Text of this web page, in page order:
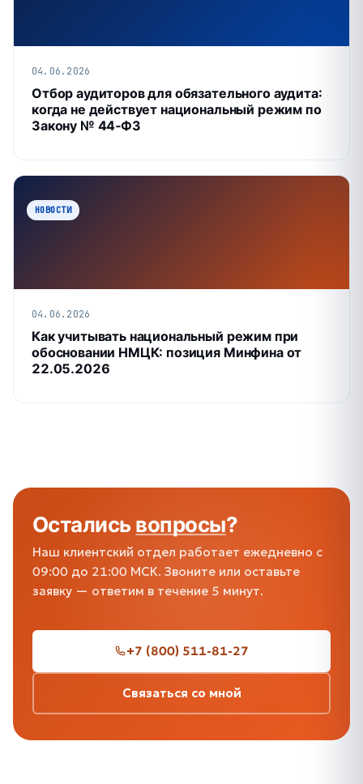
04.06.2026
Отбор аудиторов для обязательного аудита:
когда не действует национальный режим по
Закону № 44‑ФЗ
НОВОСТИ
04.06.2026
Как учитывать национальный режим при
обосновании НМЦК: позиция Минфина от
22.05.2026
Осталисьвопросы?
Наш клиентский отдел работает ежедневно с
09:00 до 21:00 МСК. Звоните или оставьте
заявку — ответим в течение 5 минут.
+7 (800) 511-81-27
Связаться со мной